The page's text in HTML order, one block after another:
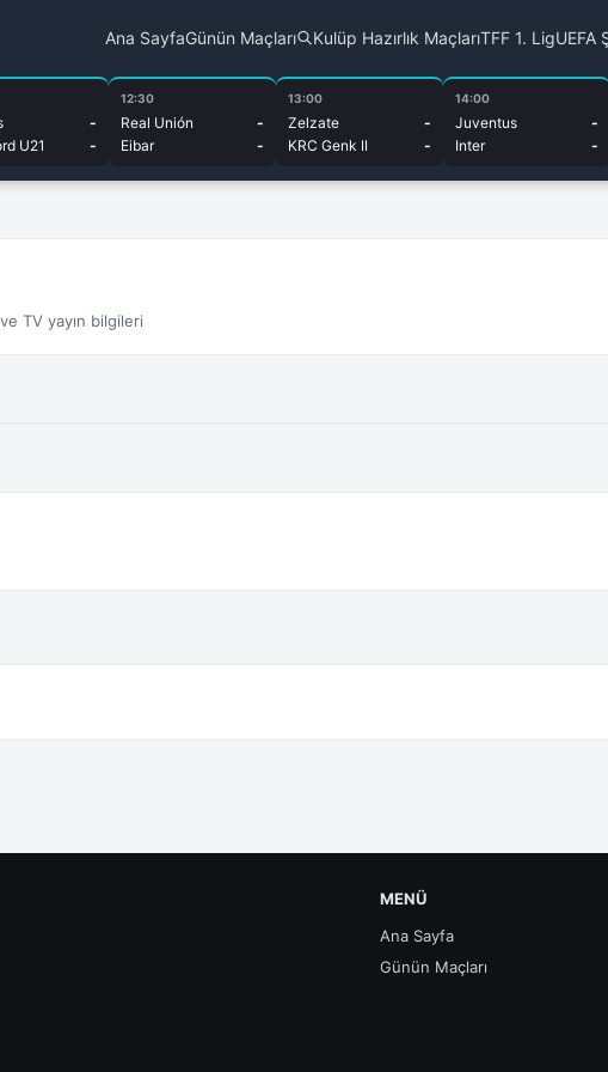
Ana SayfaGünün Maçları Kulüp Hazırlık MaçlarıTFF 1. LigUEFA
-
U21
-
12:30
Real Unión
-
Eibar
-
13:00
Zelzate
-
KRC Genk II
-
14:00
Juventus
-
Inter
-
TV yayın bilgileri
MENÜ
Ana Sayfa
Günün Maçları